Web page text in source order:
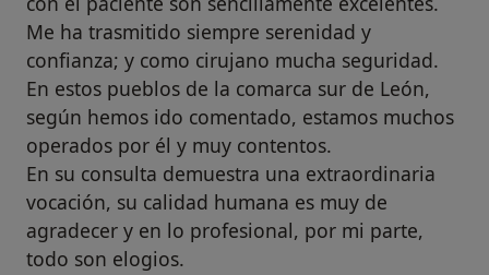
Me ha trasmitido siempre serenidad y
confianza; y como cirujano mucha seguridad.
En estos pueblos de la comarca sur de León,
según hemos ido comentado, estamos muchos
operados por él y muy contentos.
En su consulta demuestra una extraordinaria
vocación, su calidad humana es muy de
agradecer y en lo profesional, por mi parte,
todo son elogios.